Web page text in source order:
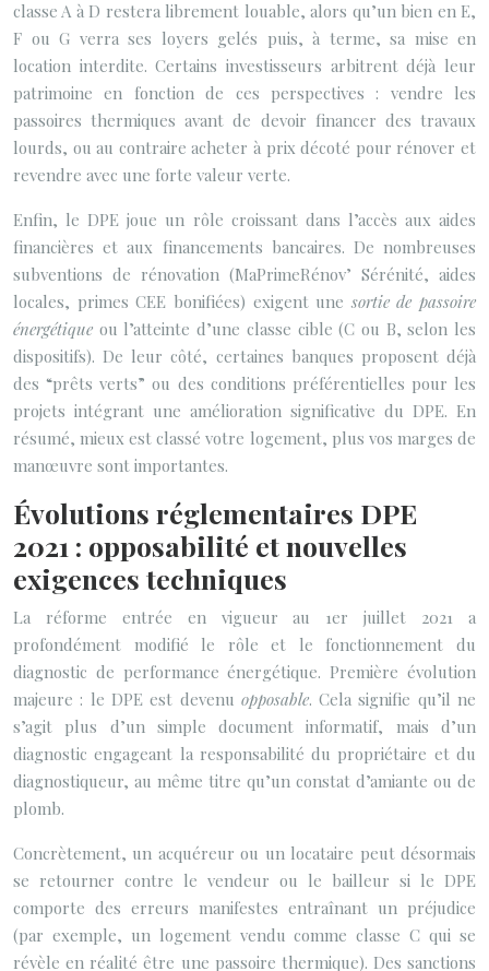
classe A à D restera librement louable, alors qu’un bien en E,
F ou G verra ses loyers gelés puis, à terme, sa mise en
location interdite. Certains investisseurs arbitrent déjà leur
patrimoine en fonction de ces perspectives : vendre les
passoires thermiques avant de devoir financer des travaux
lourds, ou au contraire acheter à prix décoté pour rénover et
revendre avec une forte valeur verte.
Enfin, le DPE joue un rôle croissant dans l’accès aux aides
financières et aux financements bancaires. De nombreuses
subventions de rénovation (MaPrimeRénov’ Sérénité, aides
locales, primes CEE bonifiées) exigent une sortie de passoire
énergétique ou l’atteinte d’une classe cible (C ou B, selon les
dispositifs). De leur côté, certaines banques proposent déjà
des “prêts verts” ou des conditions préférentielles pour les
projets intégrant une amélioration significative du DPE. En
résumé, mieux est classé votre logement, plus vos marges de
manœuvre sont importantes.
Évolutions réglementaires DPE
2021 : opposabilité et nouvelles
exigences techniques
La réforme entrée en vigueur au 1er juillet 2021 a
profondément modifié le rôle et le fonctionnement du
diagnostic de performance énergétique. Première évolution
majeure : le DPE est devenu opposable. Cela signifie qu’il ne
s’agit plus d’un simple document informatif, mais d’un
diagnostic engageant la responsabilité du propriétaire et du
diagnostiqueur, au même titre qu’un constat d’amiante ou de
plomb.
Concrètement, un acquéreur ou un locataire peut désormais
se retourner contre le vendeur ou le bailleur si le DPE
comporte des erreurs manifestes entraînant un préjudice
(par exemple, un logement vendu comme classe C qui se
révèle en réalité être une passoire thermique). Des sanctions